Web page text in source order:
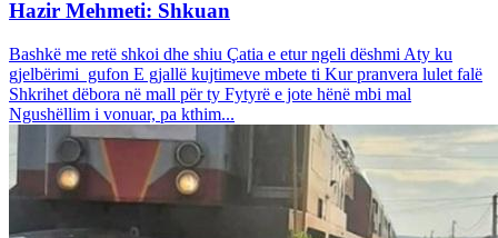
Hazir Mehmeti: Shkuan
Bashkë me retë shkoi dhe shiu Çatia e etur ngeli dëshmi Aty ku
gjelbërimi gufon E gjallë kujtimeve mbete ti Kur pranvera lulet falë
Shkrihet dëbora në mall për ty Fytyrë e jote hënë mbi mal
Ngushëllim i vonuar, pa kthim...